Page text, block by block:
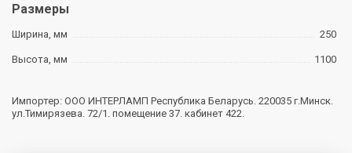
Размеры
Ширина, мм 250
Высота, мм 1100
Импортер: ООО ИНТЕРЛАМП Республика Беларусь. 220035 г.Минск.
ул.Тимирязева. 72/1. помещение 37. кабинет 422.